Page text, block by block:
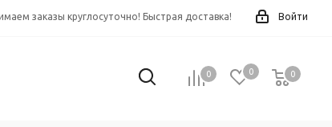
Войти
заказы круглосуточно! Быстрая доставка!
0 0 0
0